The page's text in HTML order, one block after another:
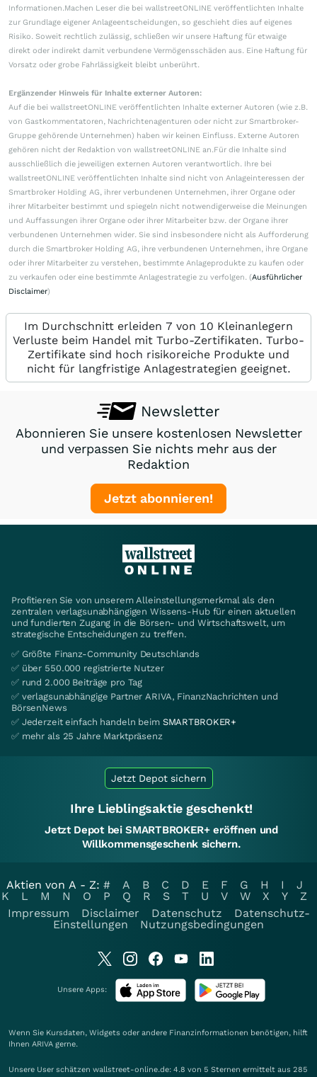
Informationen.Machen Leser die bei wallstreetONLINE veröffentlichten Inhalte
zur Grundlage eigener Anlageentscheidungen, so geschieht dies auf eigenes
Risiko. Soweit rechtlich zulässig, schließen wir unsere Haftung für etwaige
direkt oder indirekt damit verbundene Vermögensschäden aus. Eine Haftung für
Vorsatz oder grobe Fahrlässigkeit bleibt unberührt.
Ergänzender Hinweis für Inhalte externer Autoren:
Auf die bei wallstreetONLINE veröffentlichten Inhalte externer Autoren (wie z.B.
von Gastkommentatoren, Nachrichtenagenturen oder nicht zur Smartbroker-
Gruppe gehörende Unternehmen) haben wir keinen Einfluss. Externe Autoren
gehören nicht der Redaktion von wallstreetONLINE an.Für die Inhalte sind
ausschließlich die jeweiligen externen Autoren verantwortlich. Ihre bei
wallstreetONLINE veröffentlichten Inhalte sind nicht von Anlageinteressen der
Smartbroker Holding AG, ihrer verbundenen Unternehmen, ihrer Organe oder
ihrer Mitarbeiter bestimmt und spiegeln nicht notwendigerweise die Meinungen
und Auffassungen ihrer Organe oder ihrer Mitarbeiter bzw. der Organe ihrer
verbundenen Unternehmen wider. Sie sind insbesondere nicht als Aufforderung
durch die Smartbroker Holding AG, ihre verbundenen Unternehmen, ihre Organe
oder ihrer Mitarbeiter zu verstehen, bestimmte Anlageprodukte zu kaufen oder
zu verkaufen oder eine bestimmte Anlagestrategie zu verfolgen. (Ausführlicher
Disclaimer)
Im Durchschnitt erleiden 7 von 10 Kleinanlegern
Verluste beim Handel mit Turbo-Zertifikaten. Turbo-
Zertifikate sind hoch risikoreiche Produkte und
nicht für langfristige Anlagestrategien geeignet.
Newsletter
Abonnieren Sie unsere kostenlosen Newsletter
und verpassen Sie nichts mehr aus der
Redaktion
Jetzt abonnieren!
Profitieren Sie von unserem Alleinstellungsmerkmal als den
zentralen verlagsunabhängigen Wissens-Hub für einen aktuellen
und fundierten Zugang in die Börsen- und Wirtschaftswelt, um
strategische Entscheidungen zu treffen.
✅ Größte Finanz-Community Deutschlands
✅ über 550.000 registrierte Nutzer
✅ rund 2.000 Beiträge pro Tag
✅ verlagsunabhängige Partner ARIVA, FinanzNachrichten und
BörsenNews
✅ Jederzeit einfach handeln beim SMARTBROKER+
✅ mehr als 25 Jahre Marktpräsenz
Jetzt Depot sichern
Ihre Lieblingsaktie geschenkt!
Jetzt Depot bei SMARTBROKER+ eröffnen und
Willkommensgeschenk sichern.
Aktien von A - Z: # A B C D E F G H I
J
K
L M N O P Q R S T U V W X Y
Z
Impressum
Disclaimer Datenschutz
Datenschutz-
Einstellungen
Nutzungsbedingungen
Unsere Apps:
Wenn Sie Kursdaten, Widgets oder andere Finanzinformationen benötigen, hilft
Ihnen ARIVA gerne.
Unsere User schätzen wallstreet-online.de: 4.8 von 5 Sternen ermittelt aus 285